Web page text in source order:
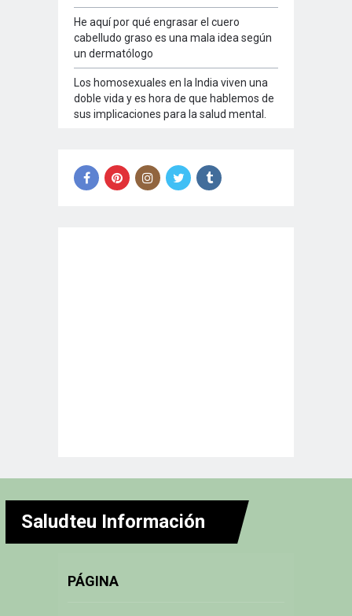
He aquí por qué engrasar el cuero
cabelludo graso es una mala idea según
un dermatólogo
Los homosexuales en la India viven una
doble vida y es hora de que hablemos de
sus implicaciones para la salud mental.
Saludteu Información
PÁGINA